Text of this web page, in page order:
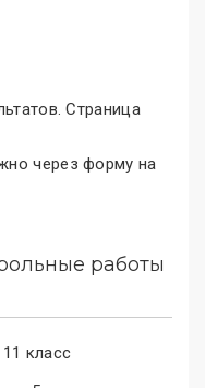
Страница
через форму на
работы
класс